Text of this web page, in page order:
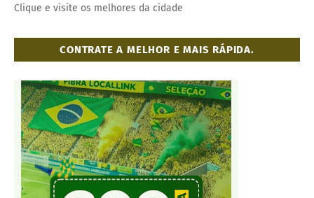
Clique e visite os melhores da cidade
CONTRATE A MELHOR E MAIS RÁPIDA.